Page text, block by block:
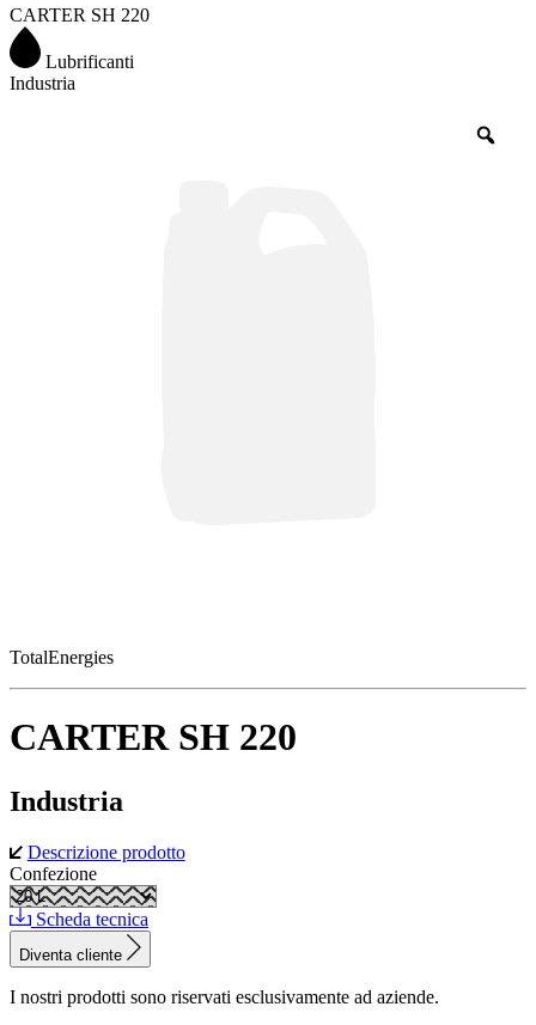
CARTER SH 220
Lubrificanti
Industria
TotalEnergies
CARTER SH 220
Industria
Descrizione prodotto
Confezione
Scheda tecnica
Diventa cliente
I nostri prodotti sono riservati esclusivamente ad aziende.